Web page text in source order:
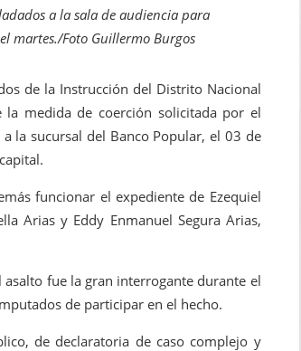
Zurza, Distrito Nacional
joven en Moca; investigan a su tío
para la planta de tratamiento de
Estados Unidos
a la sala de audiencia para
martes./Foto Guillermo Burgos
de la Instrucción del Distrito Nacional
medida de coerción solicitada por el
la sucursal del Banco Popular, el 03 de
funcionar el expediente de Ezequiel
Arias y Eddy Enmanuel Segura Arias,
fue la gran interrogante durante el
de participar en el hecho.
de declaratoria de caso complejo y